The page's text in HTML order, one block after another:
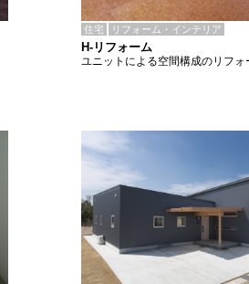
住宅 リフォーム・インテリア
H-リフォーム
ユニットによる空間構成のリフォ